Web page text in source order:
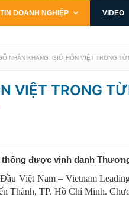
DOANH NGHIỆP VIDEO
NHÂN KHANG: GIỮ HỒN VIỆT TRONG
VIỆT TRONG
được vinh danh
Việt Nam – Vietnam
Thành, TP. Hồ Chí Minh.